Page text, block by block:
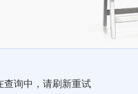
查询中，请刷新重试